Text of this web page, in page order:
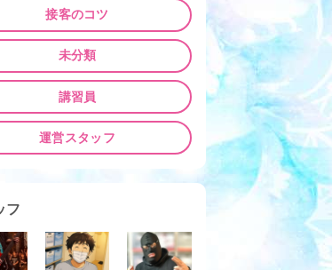
接客のコツ
未分類
講習員
運営スタッフ
フ